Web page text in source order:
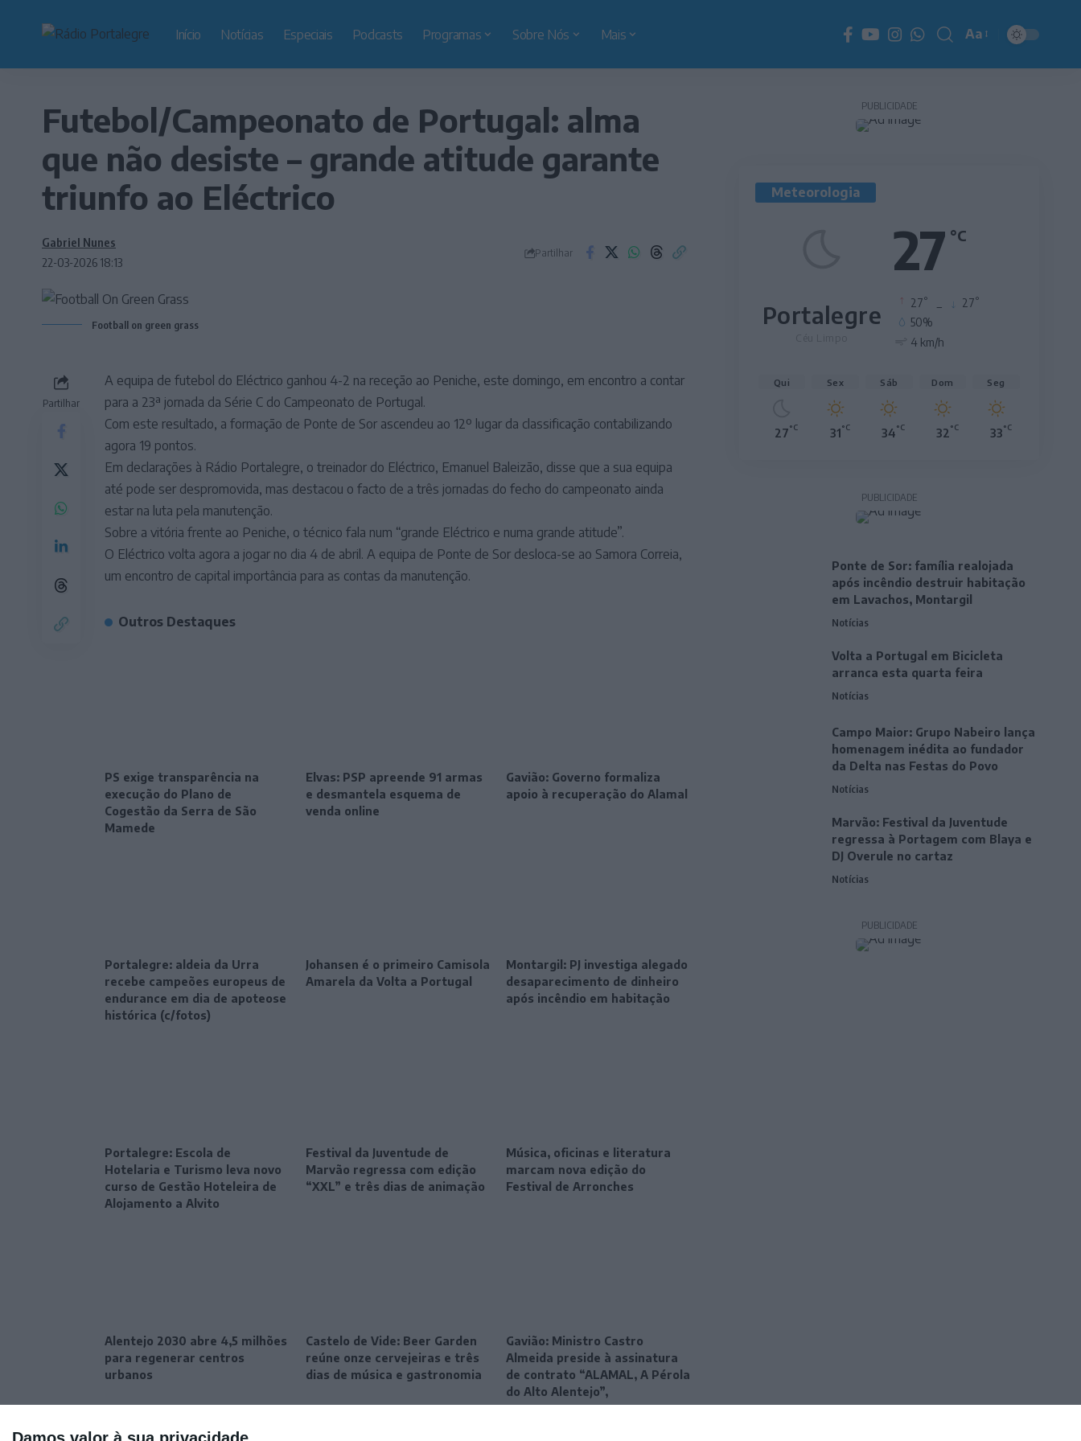
Início Notícias Especiais Podcasts Programas Sobre Nós Mais
Redimensionador
de
Aa
Futebol/Campeonato de Portugal: alma
que não desiste – grande atitude garante
triunfo ao Eléctrico
22-03-2026 18:13
Gabriel Nunes
Partilhar
Football on green grass
Partilhar
A equipa de futebol do Eléctrico ganhou 4-2 na receção ao Peniche, este domingo, em encontro a contar
para a 23ª jornada da Série C do Campeonato de Portugal.
Com este resultado, a formação de Ponte de Sor ascendeu ao 12º lugar da classificação contabilizando
agora 19 pontos.
Em declarações à Rádio Portalegre, o treinador do Eléctrico, Emanuel Baleizão, disse que a sua equipa
até pode ser despromovida, mas destacou o facto de a três jornadas do fecho do campeonato ainda
estar na luta pela manutenção.
Sobre a vitória frente ao Peniche, o técnico fala num “grande Eléctrico e numa grande atitude”.
O Eléctrico volta agora a jogar no dia 4 de abril. A equipa de Ponte de Sor desloca-se ao Samora Correia,
um encontro de capital importância para as contas da manutenção.
Outros Destaques
PS exige transparência na
execução do Plano de
Cogestão da Serra de São
Mamede
Elvas: PSP apreende 91 armas
e desmantela esquema de
venda online
Gavião: Governo formaliza
apoio à recuperação do Alamal
Portalegre: aldeia da Urra
recebe campeões europeus de
endurance em dia de apoteose
histórica (c/fotos)
Johansen é o primeiro Camisola
Amarela da Volta a Portugal
Montargil: PJ investiga alegado
desaparecimento de dinheiro
após incêndio em habitação
Portalegre: Escola de
Hotelaria e Turismo leva novo
curso de Gestão Hoteleira de
Alojamento a Alvito
Festival da Juventude de
Marvão regressa com edição
“XXL” e três dias de animação
Música, oficinas e literatura
marcam nova edição do
Festival de Arronches
Alentejo 2030 abre 4,5 milhões
para regenerar centros
urbanos
Castelo de Vide: Beer Garden
reúne onze cervejeiras e três
dias de música e gastronomia
Gavião: Ministro Castro
Almeida preside à assinatura
de contrato “ALAMAL, A Pérola
do Alto Alentejo”,
PUBLICIDADE
Meteorologia
27 °C
Portalegre 27° 27°
50%
4 km/h
Qui
27°C
Sex
31°C
Sáb
34°C
Dom
32°C
Seg
33°C
PUBLICIDADE
Ponte de Sor: família realojada
após incêndio destruir habitação
em Lavachos, Montargil
Notícias
Volta a Portugal em Bicicleta
arranca esta quarta feira
Notícias
Campo Maior: Grupo Nabeiro lança
homenagem inédita ao fundador
da Delta nas Festas do Povo
Notícias
Marvão: Festival da Juventude
regressa à Portagem com Blaya e
DJ Overule no cartaz
Notícias
PUBLICIDADE